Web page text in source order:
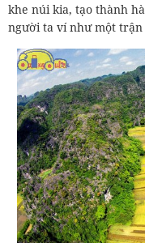
khe núi kia, tạo thành
người ta ví như một trận